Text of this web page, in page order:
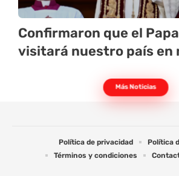
Confirmaron que el
visitará nuestro país en
Más Noticias
Política de privacidad
Política
Términos y condiciones